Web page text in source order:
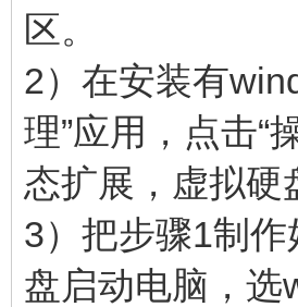
区。
2）在安装有
理”应用，点击“
态扩展，虚拟硬
3）把步骤1制
盘启动电脑，选